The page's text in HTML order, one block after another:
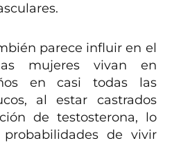
parece influir en el
mujeres vivan en
en casi todas las
al estar castrados
de testosterona, lo
de vivir